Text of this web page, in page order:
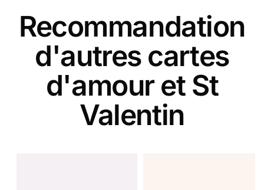
Recommandation
d'autres cartes
d'amour et St
Valentin